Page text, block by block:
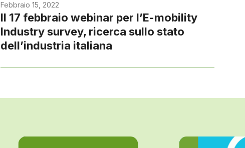
Febbraio 15, 2022
Il 17 febbraio webinar per l’E-mobility
Industry survey, ricerca sullo stato
dell’industria italiana